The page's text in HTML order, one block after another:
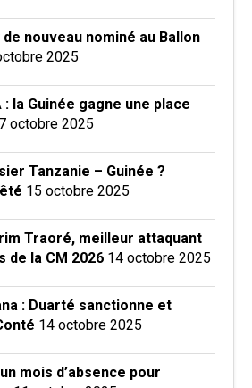
nouveau nominé au Ballon
2025
: la Guinée gagne une place
octobre 2025
Tanzanie – Guinée ?
15 octobre 2025
Traoré, meilleur attaquant
de la CM 2026 14 octobre 2025
: Duarté sanctionne et
14 octobre 2025
mois d’absence pour